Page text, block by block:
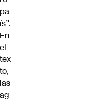
pa
ís”.
En
el
tex
to,
las
ag